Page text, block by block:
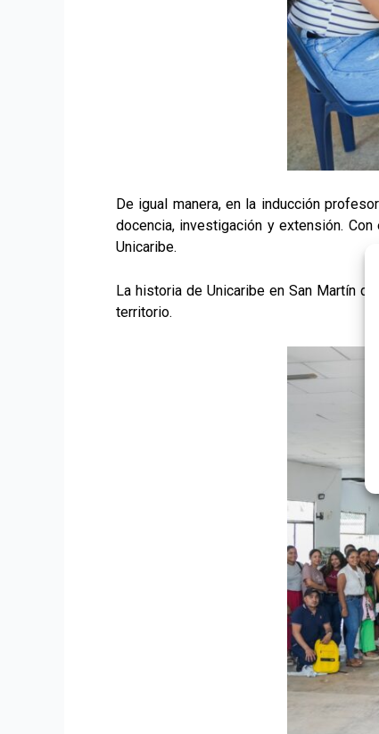
De igual manera, en la inducción
docencia, investigación y extensión.
Unicaribe.
La historia de Unicaribe en San Martín
territorio.